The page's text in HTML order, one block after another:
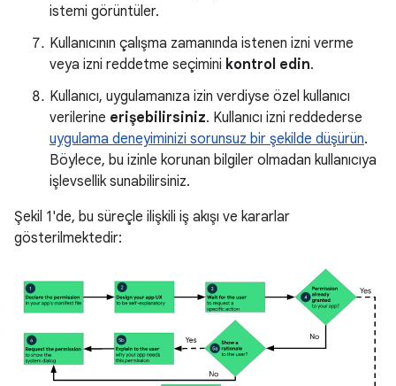
istemi görüntüler.
Kullanıcının çalışma zamanında istenen izni verme
veya izni reddetme seçimini kontrol edin.
Kullanıcı, uygulamanıza izin verdiyse özel kullanıcı
verilerine erişebilirsiniz. Kullanıcı izni reddederse
uygulama deneyiminizi sorunsuz bir şekilde düşürün.
Böylece, bu izinle korunan bilgiler olmadan kullanıcıya
işlevsellik sunabilirsiniz.
Şekil 1'de, bu süreçle ilişkili iş akışı ve kararlar
gösterilmektedir: